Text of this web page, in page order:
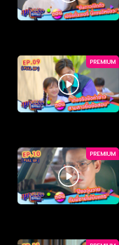
PREMIUM
PREMIUM